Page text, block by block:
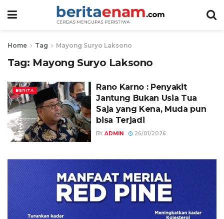
Home Tag Mayong Suryo Laksono
Tag: Mayong Suryo Laksono
BERITA
Rano Karno : Penyakit
Jantung Bukan Usia Tua
Saja yang Kena, Muda pun
bisa Terjadi
BY ADMIN 26/01/2026